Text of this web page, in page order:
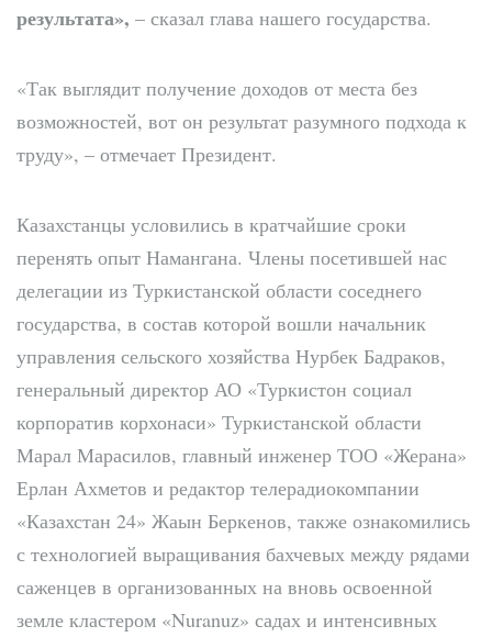
результата», – сказал глава нашего государства.
«Так выглядит получение доходов от места без
возможностей, вот он результат разумного подхода к
труду», – отмечает Президент.
Казахстанцы условились в кратчайшие сроки
перенять опыт Намангана. Члены посетившей нас
делегации из Туркистанской области соседнего
государства, в состав которой вошли начальник
управления сельского хозяйства Нурбек Бадраков,
генеральный директор АО «Туркистон социал
корпоратив корхонаси» Туркистанской области
Марал Марасилов, главный инженер ТОО «Жерана»
Ерлан Ахметов и редактор телерадиокомпании
«Казахстан 24» Жаын Беркенов, также ознакомились
с технологией выращивания бахчевых между рядами
саженцев в организованных на вновь освоенной
земле кластером «Nuranuz» садах и интенсивных